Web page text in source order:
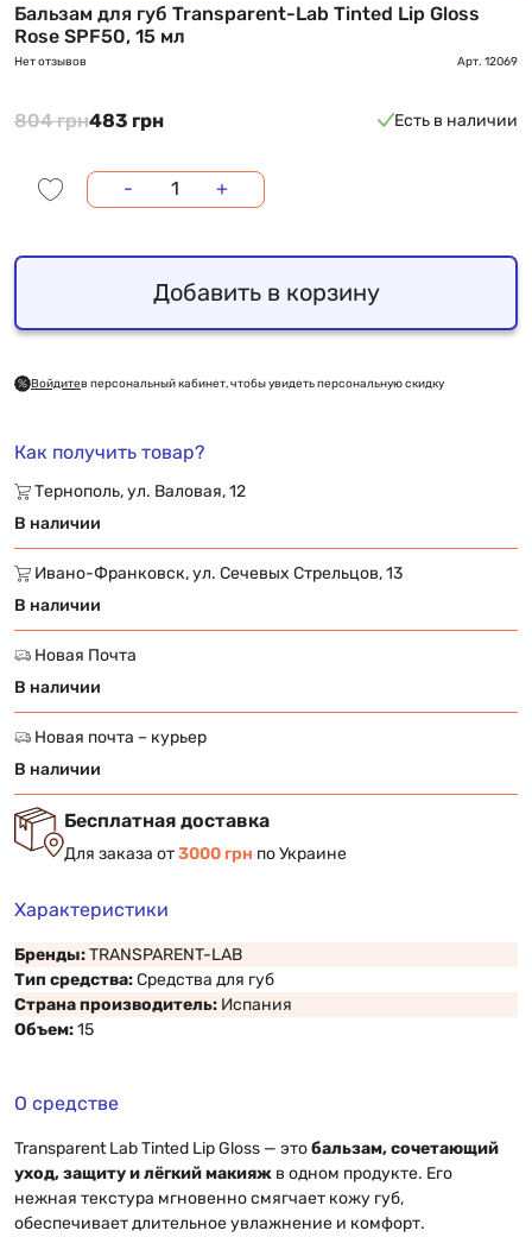
Бальзам для губ Transparent-Lab Tinted Lip Gloss
Rose SPF50, 15 мл
Нет отзывов Арт. 12069
804 грн483 грн Есть в наличии
- +
Добавить в корзину
Войдитев персональный кабинет, чтобы увидеть персональную скидку
Как получить товар?
Тернополь, ул. Валовая, 12
В наличии
Ивано-Франковск, ул. Сечевых Стрельцов, 13
В наличии
Новая Почта
В наличии
Новая почта – курьер
В наличии
Бесплатная доставка
Для заказа от3000 грн по Украине
Характеристики
Бренды:TRANSPARENT-LAB
Тип средства:Средства для губ
Страна производитель: Испания
Объем:15
О средстве
Transparent Lab Tinted Lip Gloss — этобальзам, сочетающий
уход, защиту и лёгкий макияж в одном продукте. Его
нежная текстура мгновенно смягчает кожу губ,
обеспечивает длительное увлажнение и комфорт.